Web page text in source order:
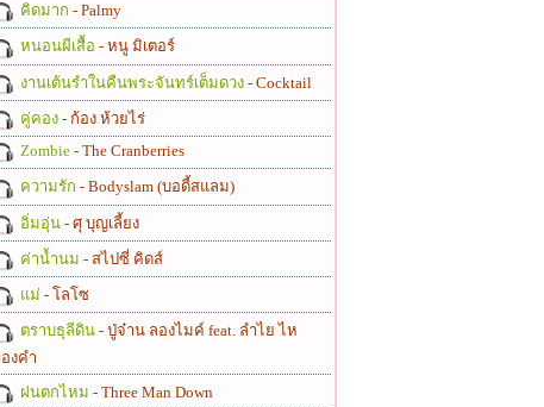
คิดมาก - Palmy
หนอนผีเสื้อ - หนู มิเตอร์
งานเต้นรำในคืนพระจันทร์เต็มดวง - Cocktail
คู่คอง - ก้อง ห้วยไร่
Zombie - The Cranberries
ความรัก - Bodyslam (บอดี้สแลม)
อิ่มอุ่น - ศุ บุญเลี้ยง
ค่าน้ำนม - สไปซี่ คิดส์
แม่ - โลโซ
ตราบธุลีดิน - ปู่จ๋าน ลองไมค์ feat. ลำไย ไห
งคำ
ฝนตกไหม - Three Man Down